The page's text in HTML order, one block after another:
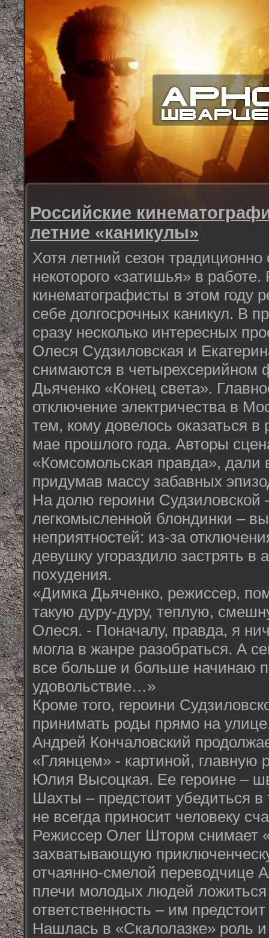
Российские
летние «каникулы»
Хотя летний сезон
некоторого «затишья» в работе.
кинематографисты в этом году
себе долгосрочных каникул. В
сразу несколько интересных
Олеся Судзиловская и
снимаются в
Дьяченко «Конец света».
отключение электричества в
тем, кому довелось оказаться в
мае прошлого года. Авторы
«Комсомольская правда»,
придумав массу забавных
На долю героини Судзиловской
легкомысленной блондинки –
неприятностей: из-за
девушку угораздило застрять в
похудения.
«Димка Дьяченко, режиссер,
такую дуру-дуру, теплую,
Олеся. - Поначалу, правда, я
могла в жанре разобраться. А
все больше и больше начинаю
удовольствие…»
Кроме того, героини
принимать роды прямо на
Андрей Кончаловский
«Глянцем» - картиной, главную
Юлия Высоцкая. Ее героине –
Шахты – предстоит убедиться в
не всегда приносит человеку
Режиссер Олег Шторм снимает
захватывающую
отчаянно-смелой переводчице
плечи молодых людей
ответственность – им
Нашлась в «Скалолазке» роль